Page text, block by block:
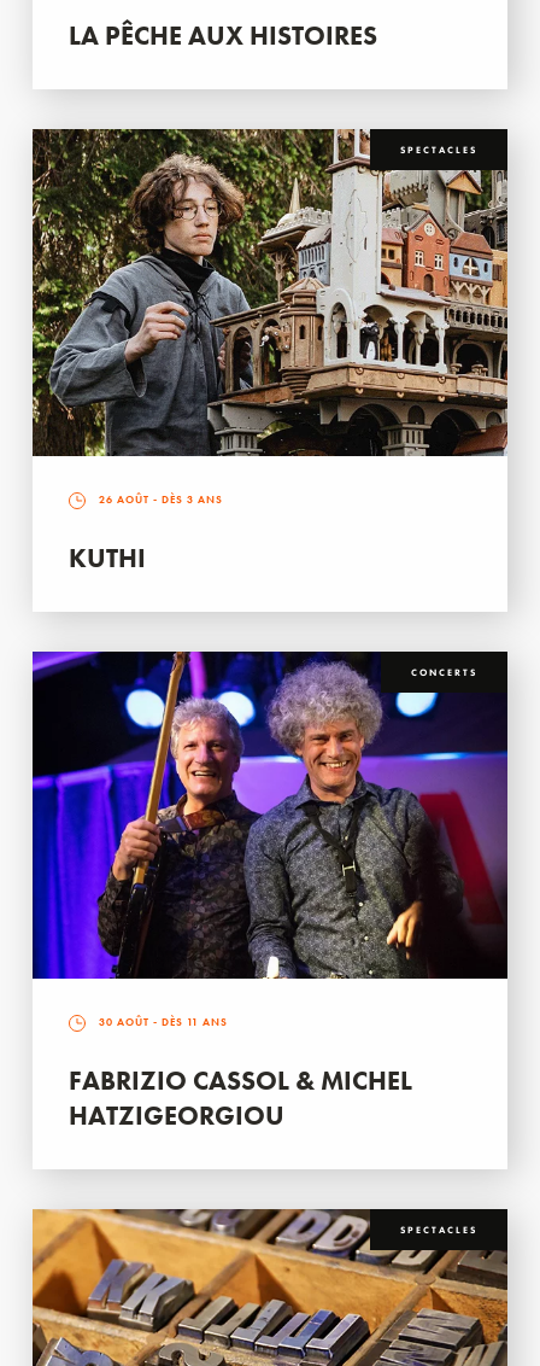
LA PÊCHE AUX HISTOIRES
SPECTACLES
26 AOÛT - DÈS 3 ANS
KUTHI
CONCERTS
30 AOÛT - DÈS 11 ANS
FABRIZIO CASSOL & MICHEL
HATZIGEORGIOU
SPECTACLES